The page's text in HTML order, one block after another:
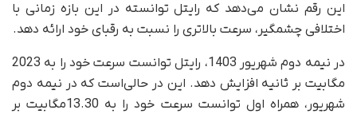
این رقم نشان می‌دهد که رایتل توانسته در این بازه زمانی با
اختلافی چشمگیر، سرعت بالاتری را نسبت به رقبای خود ارائه دهد.
در نیمه دوم شهریور 1403، رایتل توانست سرعت خود را به 2023
مگابیت بر ثانیه افزایش دهد. این در حالی‌است که در نیمه دوم
شهریور، همراه اول توانست سرعت خود را به 13.30مگابیت بر